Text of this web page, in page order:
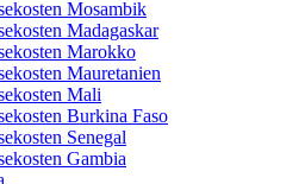
Mosambik
Madagaskar
Marokko
Mauretanien
Mali
Burkina Faso
Senegal
Gambia